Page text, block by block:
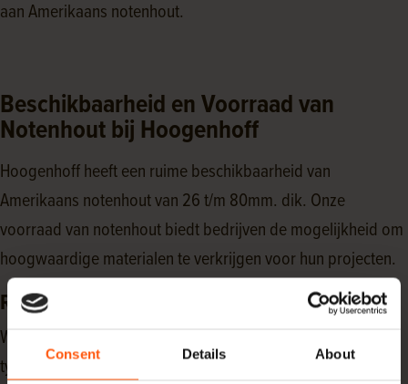
Consent Details About
aan Amerikaans notenhout.
Beschikbaarheid en Voorraad van
Notenhout bij Hoogenhoff
Hoogenhoff heeft een ruime beschikbaarheid van
Amerikaans notenhout van 26 t/m 80mm. dik. Onze
voorraad van notenhout biedt bedrijven de mogelijkheid om
hoogwaardige materialen te verkrijgen voor hun projecten.
Rechtstreeks geïmporteerd Notenhout
Wij hebben een ruime voorraad notenhout beschikbaar. Dit
type hout is geschikt voor verschillende toepassingen,